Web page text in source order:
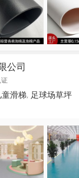
公司
童滑梯, 足球场草坪